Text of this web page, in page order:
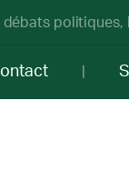
politiques,